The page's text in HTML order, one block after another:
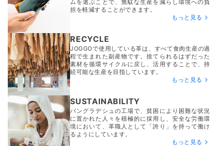
ムを選ぶことで、無駄な生産を減らし環境への負
担を軽減することができます。
もっと見る
RECYCLE
JOGGOで使用している革は、すべて食肉生産の過
程で生まれた副産物です。捨てられるはずだった
素材を循環サイクルに戻し、活用することで、持
続可能な生産を目指しています。
もっと見る
SUSTAINABILITY
バングラデシュの工場で、貧困により困難な状況
に置かれた人々を積極的に採用し、安全な労働環
境において、革職人として「誇り」を持って働け
るようにしています。
もっと見る